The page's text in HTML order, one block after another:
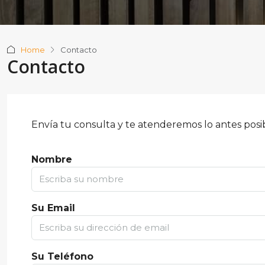
Home Contacto
Contacto
Envía tu consulta y te atenderemos lo antes
Nombre
Su Email
Su Teléfono